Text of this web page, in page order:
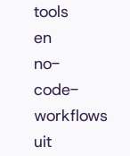
tools
en
no-
code-
workflows
uit